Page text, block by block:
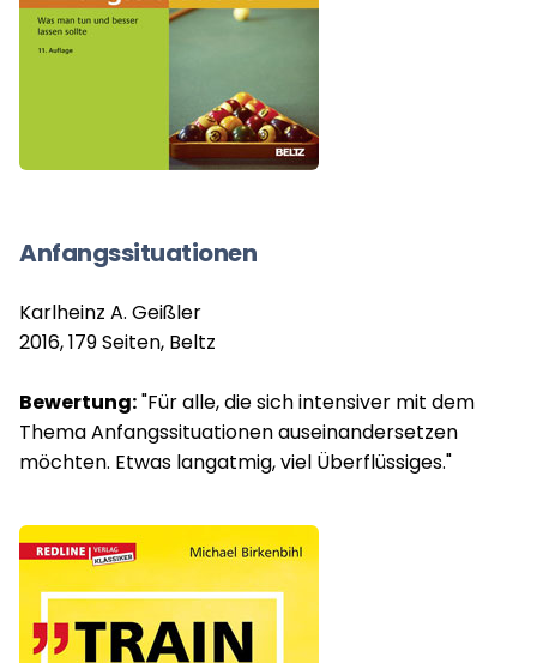
Anfangssituationen
Karlheinz A. Geißler
2016, 179 Seiten, Beltz
Bewertung:"Für alle, die sich intensiver mit dem
Thema Anfangssituationen auseinandersetzen
möchten. Etwas langatmig, viel Überflüssiges."